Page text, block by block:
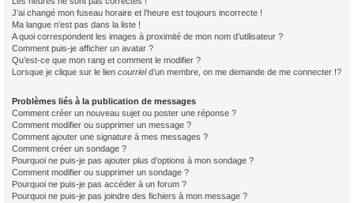
J’ai changé mon fuseau horaire et l’heure est toujours incorrecte !
Ma langue n’est pas dans la liste !
A quoi correspondent les images à proximité de mon nom d’utilisateur ?
Comment puis-je afficher un avatar ?
Qu’est-ce que mon rang et comment le modifier ?
Lorsque je clique sur le lien courrield’un membre, on me demande de me connecter !?
Problèmes liés à la publication de messages
Comment créer un nouveau sujet ou poster une réponse ?
Comment modifier ou supprimer un message ?
Comment ajouter une signature à mes messages ?
Comment créer un sondage ?
Pourquoi ne puis-je pas ajouter plus d’options à mon sondage ?
Comment modifier ou supprimer un sondage ?
Pourquoi ne puis-je pas accéder à un forum ?
Pourquoi ne puis-je pas joindre des fichiers à mon message ?